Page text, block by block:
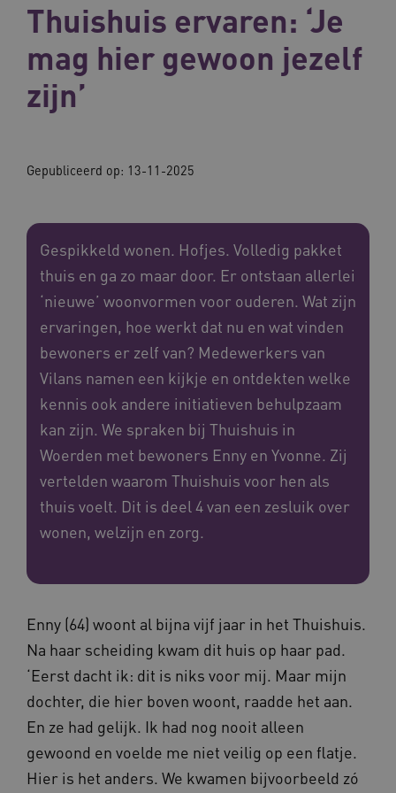
Thuishuis ervaren: ‘Je
mag hier gewoon jezelf
zijn’
Gepubliceerd op: 13-11-2025
Gespikkeld wonen. Hofjes. Volledig pakket
thuis en ga zo maar door. Er ontstaan allerlei
‘nieuwe’ woonvormen voor ouderen. Wat zijn
ervaringen, hoe werkt dat nu en wat vinden
bewoners er zelf van? Medewerkers van
Vilans namen een kijkje en ontdekten welke
kennis ook andere initiatieven behulpzaam
kan zijn. We spraken bij Thuishuis in
Woerden met bewoners Enny en Yvonne. Zij
vertelden waarom Thuishuis voor hen als
thuis voelt. Dit is deel 4 van een zesluik over
wonen, welzijn en zorg.
Enny (64) woont al bijna vijf jaar in het Thuishuis.
Na haar scheiding kwam dit huis op haar pad.
‘Eerst dacht ik: dit is niks voor mij. Maar mijn
dochter, die hier boven woont, raadde het aan.
En ze had gelijk. Ik had nog nooit alleen
gewoond en voelde me niet veilig op een flatje.
Hier is het anders. We kwamen bijvoorbeeld zó